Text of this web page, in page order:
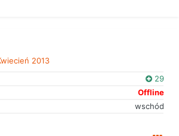
2013
29
Offline
wschód